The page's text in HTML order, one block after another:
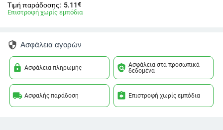
Τιμή παράδοσης: 5.11€
Επιστροφή χωρίς εμπόδια
security Ασφάλεια αγορών
lock Ασφάλεια πληρωμής policy Ασφάλεια στα προσωπικά
δεδομένα
local_shipping Ασφαλής παράδοση assignment_return Επιστροφή χωρίς εμπόδια